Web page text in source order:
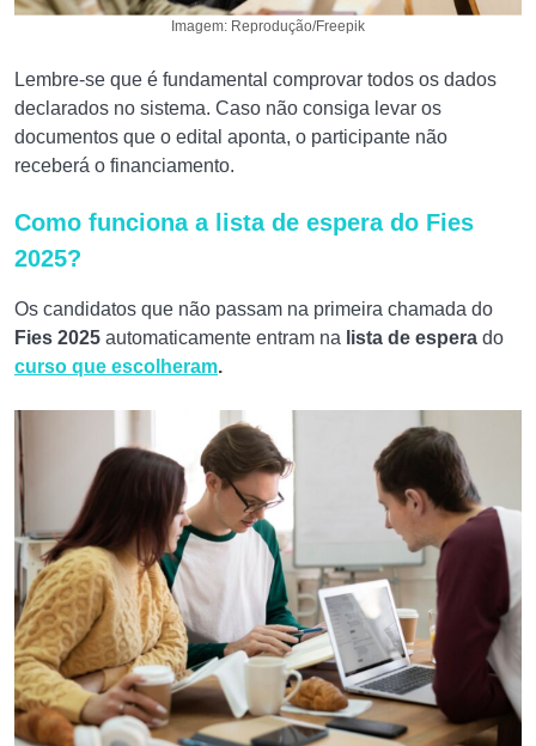
Imagem: Reprodução/Freepik
Lembre-se que é fundamental comprovar todos os dados
declarados no sistema. Caso não consiga levar os
documentos que o edital aponta, o participante não
receberá o financiamento.
Como funciona a lista de espera do Fies
2025?
Os candidatos que não passam na primeira chamada do
Fies 2025 automaticamente entram na lista de espera do
curso que escolheram.